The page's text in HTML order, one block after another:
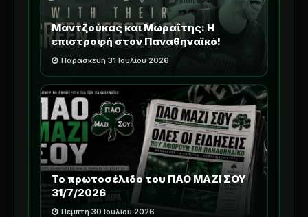
Μαντζούκας και Μωραΐτης: Η
επιστροφή στον Παναθηναϊκό!
Παρασκευή 31 Ιουλίου 2026
Το πρωτοσέλιδο του ΠΑΟ ΜΑΖΙ ΣΟΥ
31/7/2026
Πέμπτη 30 Ιουλίου 2026